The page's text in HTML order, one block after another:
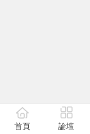
首頁 論壇